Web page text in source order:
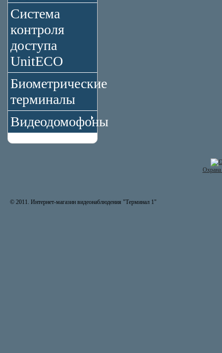
Система
контроля
доступа
UnitECO
Биометрические
терминалы
Видеодомофоны
© 2011. Интернет-магазин видеонаблюдения "Терминал 1"